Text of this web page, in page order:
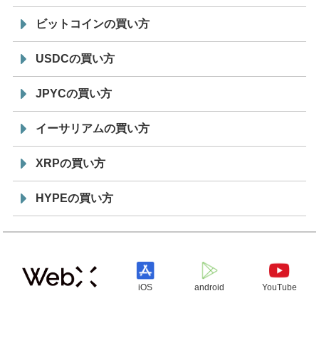
ビットコインの買い方
USDCの買い方
JPYCの買い方
イーサリアムの買い方
XRPの買い方
HYPEの買い方
iOS android YouTube